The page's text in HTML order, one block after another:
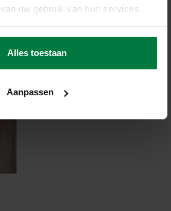
uw gebruik van hun services.
Alles toestaan
Aanpassen
399,-